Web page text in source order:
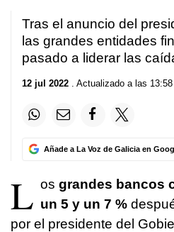
Tras el anuncio del
las grandes entidades
pasado a liderar las
12 jul 2022 . Actualizado a las 13:58
Añade a La Voz de Galicia en
L os grandes bancos
un 5 y un 7 %
por el presidente del